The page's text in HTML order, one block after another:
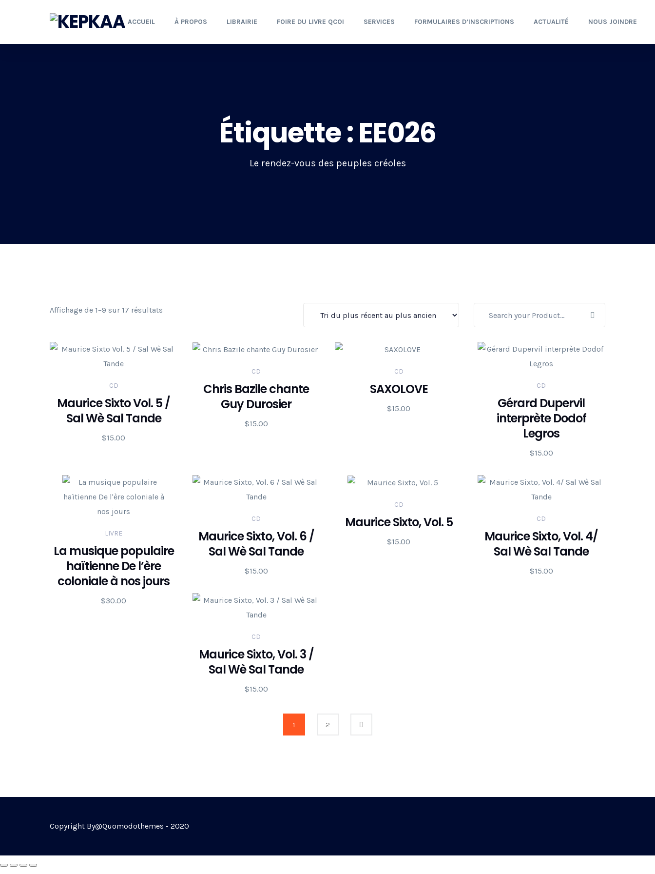
ACCUEIL À PROPOS LIBRAIRIE FOIRE DU LIVRE QCOI SERVICES FORMULAIRES D’INSCRIPTIONS ACTUALITÉ NOUS JOINDRE
Étiquette :EE026
Le rendez-vous des peuples créoles
Affichage de 1–9 sur 17 résultats
CD
Maurice Sixto Vol. 5 /
Sal Wè Sal Tande
$15.00
CD
Chris Bazile chante
Guy Durosier
$15.00
CD
SAXOLOVE
$15.00
CD
Gérard Dupervil
interprète Dodof
Legros
$15.00
LIVRE
La musique populaire
haïtienne De l’ère
coloniale à nos jours
$30.00
CD
Maurice Sixto, Vol. 6 /
Sal Wè Sal Tande
$15.00
CD
Maurice Sixto, Vol. 5
$15.00
CD
Maurice Sixto, Vol. 4/
Sal Wè Sal Tande
$15.00
CD
Maurice Sixto, Vol. 3 /
Sal Wè Sal Tande
$15.00
1 2
Copyright By@Quomodothemes - 2020